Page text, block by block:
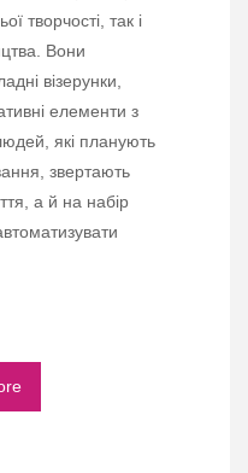
творчості, так і
Вони
візерунки,
елементи з
які планують
звертають
а й на набір